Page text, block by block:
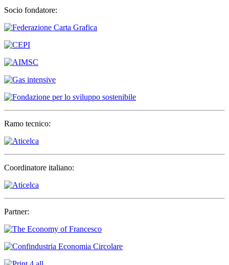
Socio fondatore:
Ramo tecnico:
Coordinatore italiano:
Partner: